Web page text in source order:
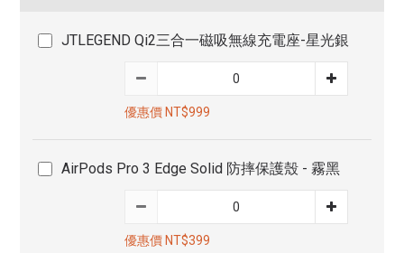
JTLEGEND Qi2三合一磁吸無線充電座-星光銀
優惠價 NT$999
AirPods Pro 3 Edge Solid 防摔保護殼 - 霧黑
優惠價 NT$399